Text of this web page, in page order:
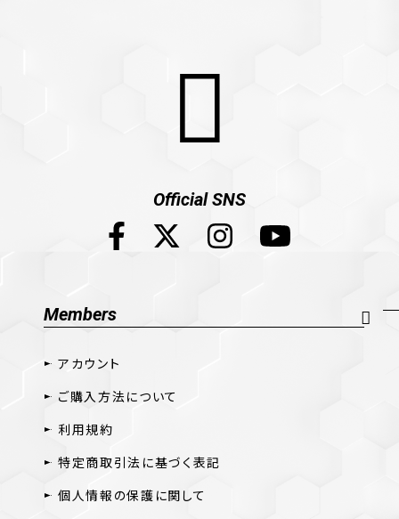
Official SNS
Members
アカウント
ご購入方法について
利用規約
特定商取引法に基づく表記
個人情報の保護に関して